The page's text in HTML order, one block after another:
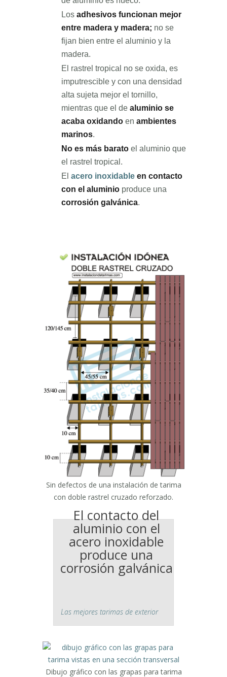
Los adhesivos funcionan mejor
entre madera y madera; no se
fijan bien entre el aluminio y la
madera.
El rastrel tropical no se oxida, es
imputrescible y con una densidad
alta sujeta mejor el tornillo,
mientras que el de aluminio se
acaba oxidandoen ambientes
marinos.
No es más baratoel aluminio que
el rastrel tropical.
El acero inoxidableen contacto
con el aluminioproduce una
corrosión galvánica.
Sin defectos de una instalación de tarima
con doble rastrel cruzado reforzado.
El contacto del
aluminio con el
acero inoxidable
produce una
corrosión galvánica
Las mejores tarimas de exterior
Dibujo gráfico con las grapas para tarima